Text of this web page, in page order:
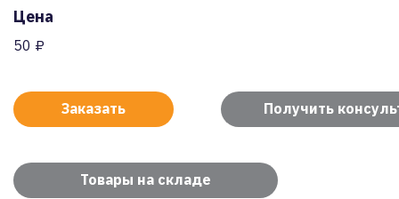
Цена
50 ₽
Заказать Получить
Товары на складе